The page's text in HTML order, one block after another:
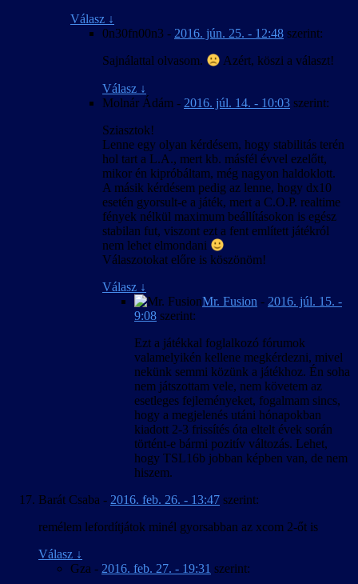
Válasz ↓
0n30fn00n3 - 2016. jún. 25. - 12:48 szerint:
Sajnálattal olvasom.
Azért, köszi a választ!
Válasz ↓
Molnár Ádám - 2016. júl. 14. - 10:03 szerint:
Sziasztok!
Lenne egy olyan kérdésem, hogy stabilitás terén
hol tart a L.A., mert kb. másfél évvel ezelőtt,
mikor én kipróbáltam, még nagyon haldoklott.
A másik kérdésem pedig az lenne, hogy dx10
esetén gyorsult-e a játék, mert a C.O.P. realtime
fények nélkül maximum beállításokon is egész
stabilan fut, viszont ezt a fent említett játékról
nem lehet elmondani
Válaszotokat előre is köszönöm!
Válasz ↓
Mr. Fusion - 2016. júl. 15. -
9:08 szerint:
Ezt a játékkal foglalkozó fórumok
valamelyikén kellene megkérdezni, mivel
nekünk semmi közünk a játékhoz. Én soha
nem játszottam vele, nem követem az
esetleges fejleményeket, fogalmam sincs,
hogy a megjelenés utáni hónapokban
kiadott 2-3 frissítés óta eltelt évek során
történt-e bármi pozitív változás. Lehet,
hogy TSL16b jobban képben van, de nem
hiszem.
Barát Csaba - 2016. feb. 26. - 13:47 szerint:
remélem lefordítjátok minél gyorsabban az xcom 2-őt is
Válasz ↓
Gza - 2016. feb. 27. - 19:31 szerint: